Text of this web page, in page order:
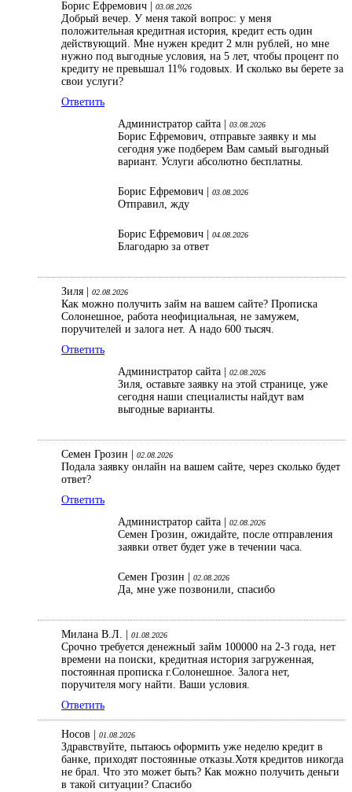
Борис Ефремович | 03.08.2026
Добрый вечер. У меня такой вопрос: у меня
положительная кредитная история, кредит есть один
действующий. Мне нужен кредит 2 млн рублей, но мне
нужно под выгодные условия, на 5 лет, чтобы процент по
кредиту не превышал 11% годовых. И сколько вы берете за
свои услуги?
Ответить
Администратор сайта |
03.08.2026
Борис Ефремович, отправьте заявку и мы
сегодня уже подберем Вам самый выгодный
вариант. Услуги абсолютно бесплатны.
Борис Ефремович | 03.08.2026
Отправил, жду
Борис Ефремович | 04.08.2026
Благодарю за ответ
Зиля | 02.08.2026
Как можно получить займ на вашем сайте? Прописка
Солонешное, работа неофициальная, не замужем,
поручителей и залога нет. А надо 600 тысяч.
Ответить
Администратор сайта |
02.08.2026
Зиля, оставьте заявку на этой странице, уже
сегодня наши специалисты найдут вам
выгодные варианты.
Семен Грозин | 02.08.2026
Подала заявку онлайн на вашем сайте, через сколько будет
ответ?
Ответить
Администратор сайта |
02.08.2026
Семен Грозин, ожидайте, после отправления
заявки ответ будет уже в течении часа.
Семен Грозин | 02.08.2026
Да, мне уже позвонили, спасибо
Милана В.Л. | 01.08.2026
Срочно требуется денежный займ 100000 на 2-3 года, нет
времени на поиски, кредитная история загруженная,
постоянная прописка г.Солонешное. Залога нет,
поручителя могу найти. Ваши условия.
Ответить
Носов | 01.08.2026
Здравствуйте, пытаюсь оформить уже неделю кредит в
банке, приходят постоянные отказы.Хотя кредитов никогда
не брал. Что это может быть? Как можно получить деньги
в такой ситуации? Спасибо